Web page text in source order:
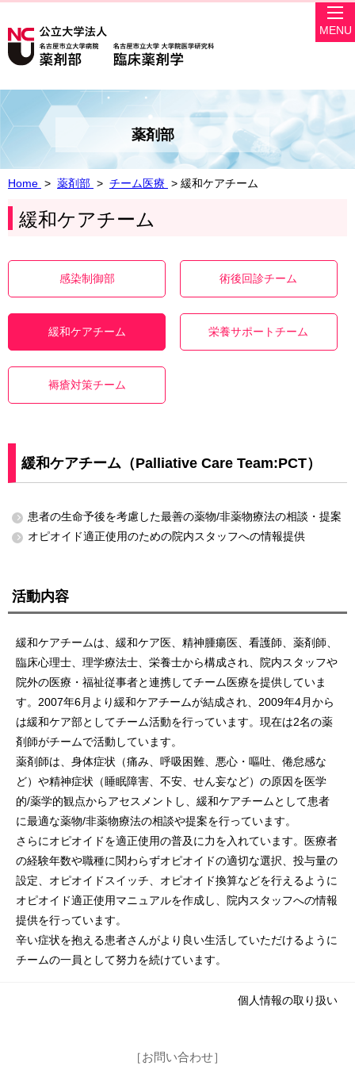
MENU
薬剤部
Home > 薬剤部 > チーム医療 > 緩和ケアチーム
緩和ケアチーム
感染制御部 術後回診チーム
緩和ケアチーム 栄養サポートチーム
褥瘡対策チーム
緩和ケアチーム（Palliative Care Team:PCT）
患者の生命予後を考慮した最善の薬物/非薬物療法の相談・提案
オピオイド適正使用のための院内スタッフへの情報提供
活動内容
緩和ケアチームは、緩和ケア医、精神腫瘍医、看護師、薬剤師、
臨床心理士、理学療法士、栄養士から構成され、院内スタッフや
院外の医療・福祉従事者と連携してチーム医療を提供していま
す。2007年6月より緩和ケアチームが結成され、2009年4月から
は緩和ケア部としてチーム活動を行っています。現在は2名の薬
剤師がチームで活動しています。
薬剤師は、身体症状（痛み、呼吸困難、悪心・嘔吐、倦怠感な
ど）や精神症状（睡眠障害、不安、せん妄など）の原因を医学
的/薬学的観点からアセスメントし、緩和ケアチームとして患者
に最適な薬物/非薬物療法の相談や提案を行っています。
さらにオピオイドを適正使用の普及に力を入れています。医療者
の経験年数や職種に関わらずオピオイドの適切な選択、投与量の
設定、オピオイドスイッチ、オピオイド換算などを行えるように
オピオイド適正使用マニュアルを作成し、院内スタッフへの情報
提供を行っています。
辛い症状を抱える患者さんがより良い生活していただけるように
チームの一員として努力を続けています。
個人情報の取り扱い
［お問い合わせ］